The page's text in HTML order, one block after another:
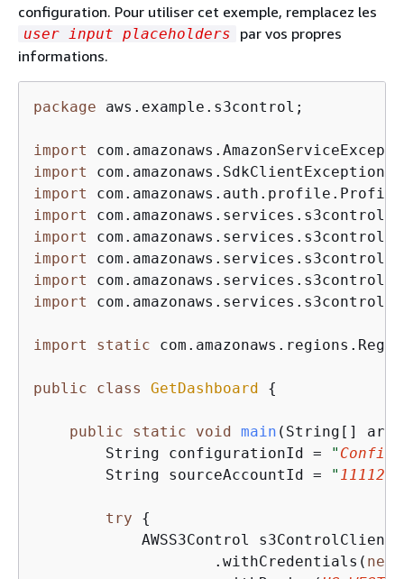
configuration. Pour utiliser cet exemple, remplacez les
user input placeholders
par vos propres
informations.
package aws.example.s3control;
import
import
import
import
import
import
import
import
import static
public class GetDashboard {
public static void main (String[]
        String configurationId =
"
        String sourceAccountId =
"
try
{
AWSS3Control s3ControlClient
                    .withCredentials(
new